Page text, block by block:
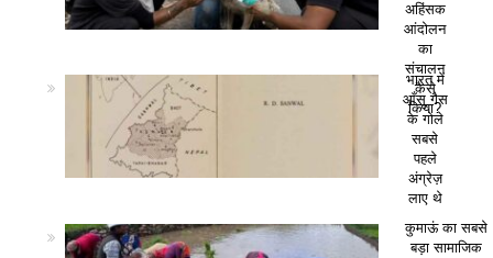
अहिंसक
आंदोलन
का
संचालन
कैसे
किया?
भारत में
आँसू गैस
के गोले
सबसे
पहले
अंग्रेज़
लाए थे
कुमाऊं का सबसे
बड़ा सामाजिक